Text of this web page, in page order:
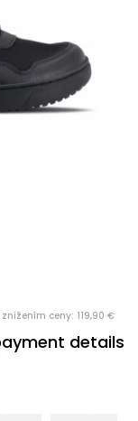
ceny: 119,90 €